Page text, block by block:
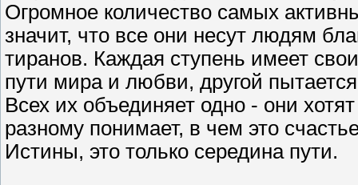
Огромное количество самых
значит, что все они несут людям
тиранов. Каждая ступень имеет
пути мира и любви, другой
Всех их объединяет одно - они
разному понимает, в чем это
Истины, это только середина пути.